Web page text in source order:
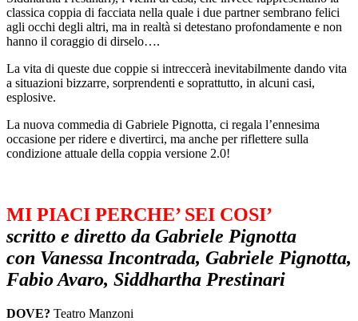
classica coppia di facciata nella quale i due partner sembrano felici
agli occhi degli altri, ma in realtà si detestano profondamente e non
hanno il coraggio di dirselo….
La vita di queste due coppie si intreccerà inevitabilmente dando vita
a situazioni bizzarre, sorprendenti e soprattutto, in alcuni casi,
esplosive.
La nuova commedia di Gabriele Pignotta, ci regala l’ennesima
occasione per ridere e divertirci, ma anche per riflettere sulla
condizione attuale della coppia versione 2.0!
MI PIACI PERCHE’ SEI COSI’
scritto e diretto da Gabriele Pignotta
con Vanessa Incontrada, Gabriele Pignotta,
Fabio Avaro, Siddhartha Prestinari
DOVE? Teatro Manzoni